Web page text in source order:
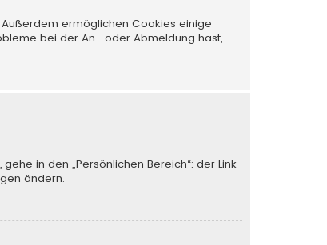
ermöglichen Cookies einige
bei der An- oder Abmeldung hast,
in den „Persönlichen Bereich“; der Link
ändern.